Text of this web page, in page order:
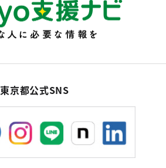
東京都公式SNS